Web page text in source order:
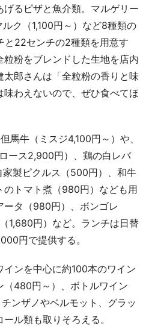
るピザと魚介類。マルゲリー
ク（1,100円～）など8種類の
と22センチの2種類を用意す
粉をブレンドした生地を店内
郎さんは「全粒粉の香りと味
わえないので、ぜひ食べてほ
馬牛（ミスジ4,100円～）や、
ース2,900円）、鶏の白レバ
製ピクルス（500円）、和牛
のトマト煮（980円）なども用
タ（980円）、ボンゴレ
1,680円）など。ランチは日替
円で提供する。
ンを中心に約100本のワイン
（480円～）、ボトルワイン
ンザノやベルモット、グラッ
ル類も取りそろえる。